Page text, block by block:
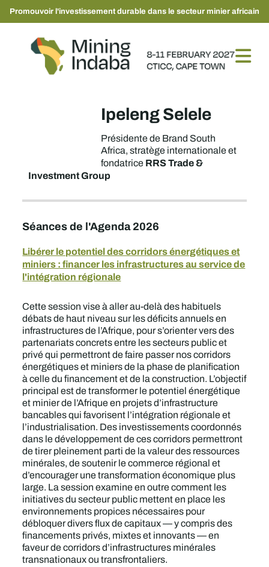
Promouvoir l'investissement durable dans le secteur minier africain
Ipeleng Selele
Présidente de Brand South
Africa, stratège internationale et
fondatriceRRS Trade &
Investment Group
Séances de l'Agenda 2026
Libérer le potentiel des corridors énergétiques et
miniers : financer les infrastructures au service de
l'intégration régionale
Cette session vise à aller au-delà des habituels
débats de haut niveau sur les déficits annuels en
infrastructures de l’Afrique, pour s’orienter vers des
partenariats concrets entre les secteurs public et
privé qui permettront de faire passer nos corridors
énergétiques et miniers de la phase de planification
à celle du financement et de la construction. L’objectif
principal est de transformer le potentiel énergétique
et minier de l’Afrique en projets d’infrastructure
bancables qui favorisent l’intégration régionale et
l’industrialisation. Des investissements coordonnés
dans le développement de ces corridors permettront
de tirer pleinement parti de la valeur des ressources
minérales, de soutenir le commerce régional et
d’encourager une transformation économique plus
large. La session examine en outre comment les
initiatives du secteur public mettent en place les
environnements propices nécessaires pour
débloquer divers flux de capitaux — y compris des
financements privés, mixtes et innovants — en
faveur de corridors d’infrastructures minérales
transnationaux ou transfrontaliers.